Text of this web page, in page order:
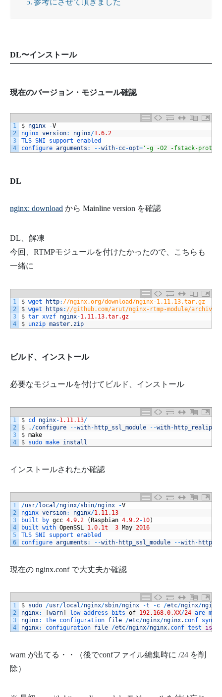
DL〜インストール
現在のバージョン・モジュール確認
1
2
3
4
$ nginx -V
nginx version: nginx/1.6.2
TLS SNI support enabled
configure arguments : --with-cc-opt= '-g -O2 -fstack-
DL
nginx: download から Mainline version を確認
DL、解凍
今回、RTMPモジュールを付けたかったので、こちらも
一緒に
1
2
3
4
$ wget http: //nginx.org/download/nginx-1.11.13.tar.gz
$ wget https : //github.com/arut/nginx-rtmp-module/archive/
$ tar xvzf nginx-1.11.13.tar.gz
$ unzip master. zip
ビルド、インストール
必要なモジュールを付けてビルド、インストール
1
2
3
4
$ cd nginx-1.11.13/
$
. /configure --with- http_ssl_module --with-
$ make
$ sudo make install
インストールされたか確認
1
2
3
4
5
6
/usr/local/nginx/sbin/nginx -V
nginx version: nginx/1.11.13
built
by gcc 4.9.2 ( Raspbian 4.9.2-10)
built with OpenSSL 1.0.1t 3 May 2016
TLS SNI support enabled
configure arguments : --with- http_ssl_module --with-
現在の nginx.conf で大丈夫か確認
1
2
3
4
$ sudo /usr/local/nginx/sbin/nginx -t -c /etc/nginx/nginx
nginx: warn low address bits of 192.168.0.XX/24 are
nginx: the configuration file /etc/nginx/nginx. conf
nginx: configuration file /etc/nginx/nginx. conf test is
warn が出てる・・（後でconfファイル編集時に /24 を削
除）